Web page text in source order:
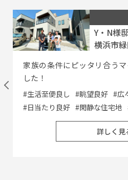
Y・N様
横浜市
家族の条件にピッタリ合う
した！
#生活至便良し #眺望良好 #広
#日当たり良好 #閑静な住宅地
詳しく見